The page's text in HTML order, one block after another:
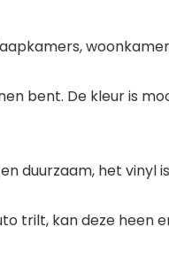
bent. De kleur is
duurzaam, het vinyl
trilt, kan deze heen